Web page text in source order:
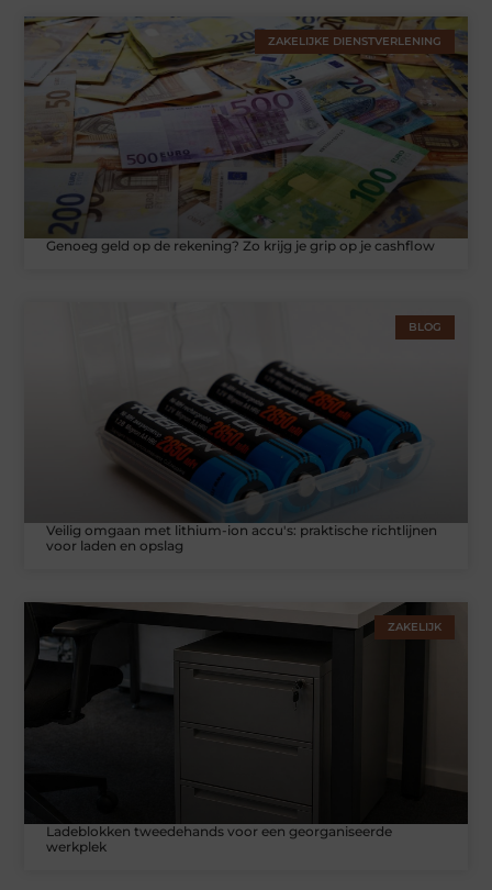
ZAKELIJKE DIENSTVERLENING
Genoeg geld op de rekening? Zo krijg je grip op je cashflow
BLOG
Veilig omgaan met lithium-ion accu's: praktische richtlijnen
voor laden en opslag
ZAKELIJK
Ladeblokken tweedehands voor een georganiseerde
werkplek